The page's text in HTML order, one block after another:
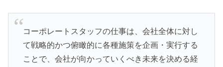
コーポレートスタッフの仕事は、会社全体に対し
て戦略的かつ俯瞰的に各種施策を企画・実行する
ことで、会社が向かっていくべき未来を決める経